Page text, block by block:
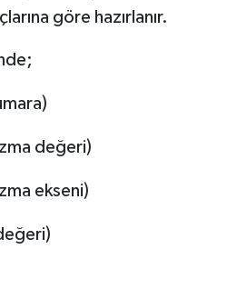
göre hazırlanır.
değeri)
ekseni)